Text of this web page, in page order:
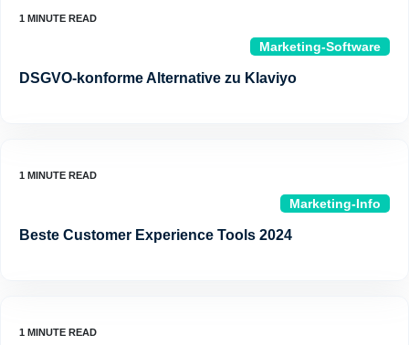
Marketing-Software
DSGVO-konforme Alternative zu Klaviyo
Marketing-Info
Beste Customer Experience Tools 2024